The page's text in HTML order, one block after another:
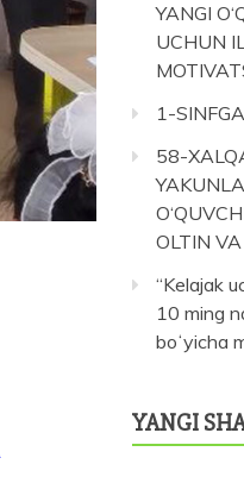
YANGI
UCHUN
1-
58-
OLTIN
“Kelajak
10 ming
boʻyicha
YANGI